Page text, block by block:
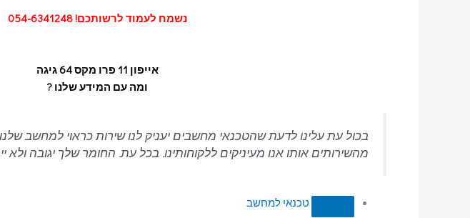
נשמח לעמוד לרשותכם! 054-6341248
אייפון 11 פרו מקס 64 גיגה
ומה עם המידע שלנו ?
בכול עת עלינו לדעת שהטכנאי מחשבים יעניק לנו שירות כראוי למחשב
מהשירותים אותו אנו מעיניקים ללקוחותינו. בכל עת. החומר שלך יגובה
טכנאי למחשב